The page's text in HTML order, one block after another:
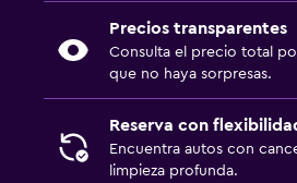
Precios transparentes
Consulta el precio total
que no haya sorpresas.
Reserva con
Encuentra autos con
limpieza profunda.